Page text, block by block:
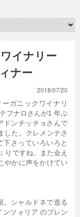
イナリー
ナー
2018/07/20
ガニックワイナリ
フナロさんが1 年ぶ
ドンチッチョさんで
した。クレメンテさ
下さっていろいろと
りですね。また会え
やかに声をかけてい
。シャルドネで造る
ンツォリア のブレン